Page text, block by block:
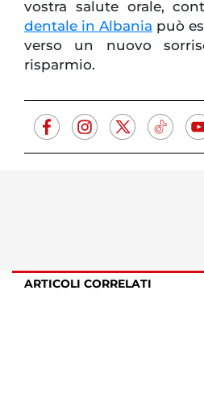
vostra salute orale,
dentale in Albania può
verso un nuovo
risparmio.
ARTICOLI CORRELATI